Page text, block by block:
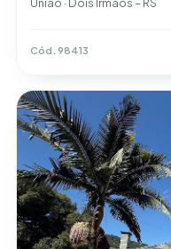
União · Dois Irmãos – RS
Cód. 98413